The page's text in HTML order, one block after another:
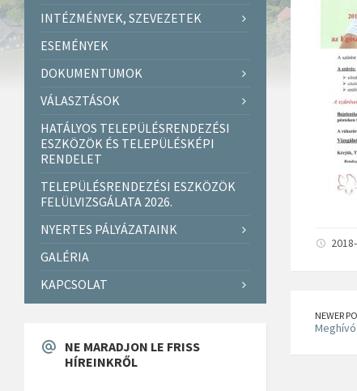
NEWER
INTÉZMÉNYEK, SZEVEZETEK
ESEMÉNYEK
DOKUMENTUMOK
VÁLASZTÁSOK
HATÁLYOS TELEPÜLÉSRENDEZÉSI
ESZKÖZÖK ÉS TELEPÜLÉSKÉPI
RENDELET
TELEPÜLÉSRENDEZÉSI ESZKÖZÖK
FELÜLVIZSGÁLATA 2026.
NYERTES PÁLYÁZATAINK
GALÉRIA
KAPCSOLAT
NE MARADJON LE FRISS
HÍREINKRŐL